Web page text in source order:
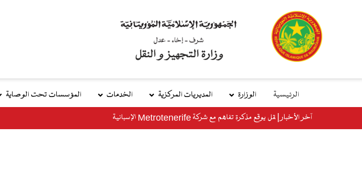
main
menu
الرئيسية الوزارة المديريات المركزية الخدمات المؤسسات تحت الوصاية
آخر الأخبار